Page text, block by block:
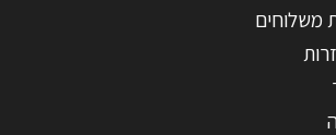
משלוחים